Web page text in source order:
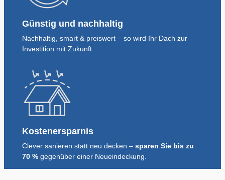
Günstig und nachhaltig
Nachhaltig, smart & preiswert – so wird Ihr Dach zur
Investition mit Zukunft.
Kostenersparnis
Clever sanieren statt neu decken – sparen Sie bis zu
70 %gegenüber einer Neueindeckung.